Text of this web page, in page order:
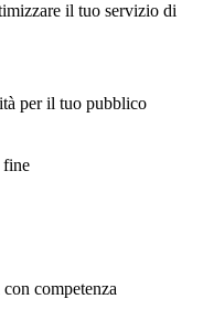
il tuo servizio di
per il tuo pubblico
fine
competenza